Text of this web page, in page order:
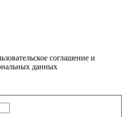
соглашение и
данных